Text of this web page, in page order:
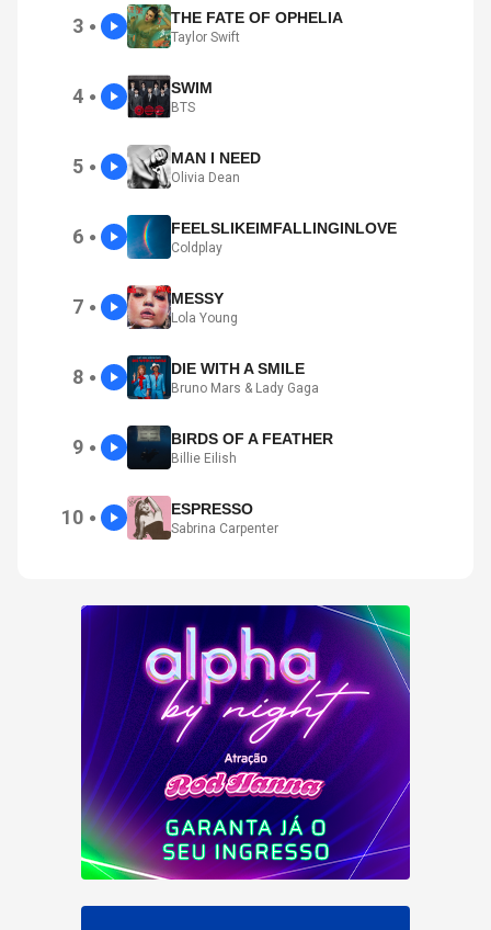
3 ● THE FATE OF OPHELIA
Taylor Swift
4 ● SWIM
BTS
5 ● MAN I NEED
Olivia Dean
6 ● FEELSLIKEIMFALLINGINLOVE
Coldplay
7 ● MESSY
Lola Young
8 ● DIE WITH A SMILE
Bruno Mars & Lady Gaga
9 ● BIRDS OF A FEATHER
Billie Eilish
10 ● ESPRESSO
Sabrina Carpenter